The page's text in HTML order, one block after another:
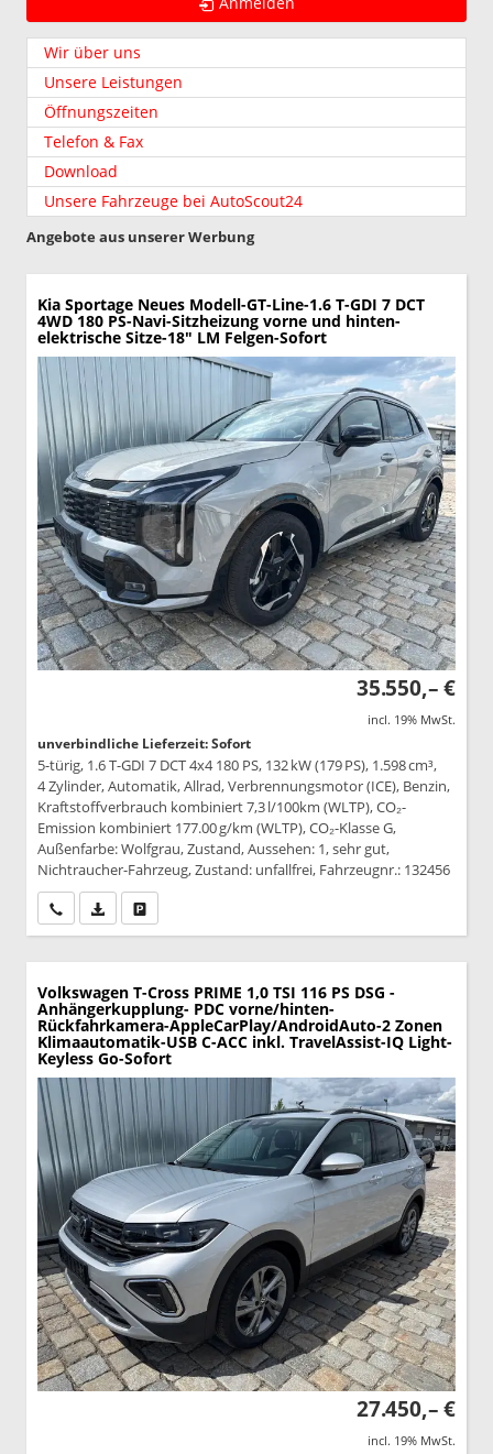
Wir über uns
Unsere Leistungen
Öffnungszeiten
Telefon & Fax
Download
Unsere Fahrzeuge bei AutoScout24
Angebote aus unserer Werbung
Kia Sportage Neues Modell-GT-Line-1.6 T-GDI 7 DCT
4WD 180 PS-Navi-Sitzheizung vorne und hinten-
elektrische Sitze-18" LM Felgen-Sofort
35.550,– €
incl. 19% MwSt.
unverbindliche Lieferzeit: Sofort
5-türig, 1.6 T-GDI 7 DCT 4x4 180 PS, 132 kW (179 PS), 1.598 cm³,
4 Zylinder, Automatik, Allrad, Verbrennungsmotor (ICE), Benzin,
Kraftstoffverbrauch kombiniert 7,3 l/100km (WLTP), CO₂-
Emission kombiniert 177.00 g/km (WLTP), CO₂-Klasse G,
Außenfarbe: Wolfgrau, Zustand, Aussehen: 1, sehr gut,
Nichtraucher-Fahrzeug, Zustand: unfallfrei, Fahrzeugnr.: 132456
Wir rufen Sie anPDF-Datei, Fahrzeugexposé drucken
Volkswagen T-Cross PRIME 1,0 TSI 116 PS DSG -
Anhängerkupplung- PDC vorne/hinten-
Rückfahrkamera-AppleCarPlay/AndroidAuto-2 Zonen
Klimaautomatik-USB C-ACC inkl. TravelAssist-IQ Light-
Keyless Go-Sofort
27.450,– €
incl. 19% MwSt.